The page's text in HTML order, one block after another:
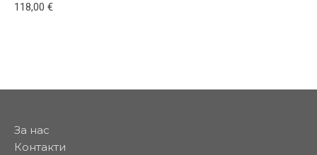
118,00 €
За нас
Контакти